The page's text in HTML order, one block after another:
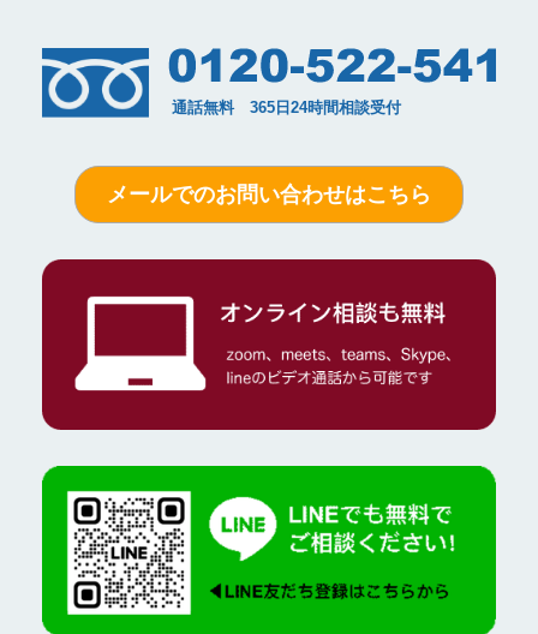
メールでのお問い合わせはこちら